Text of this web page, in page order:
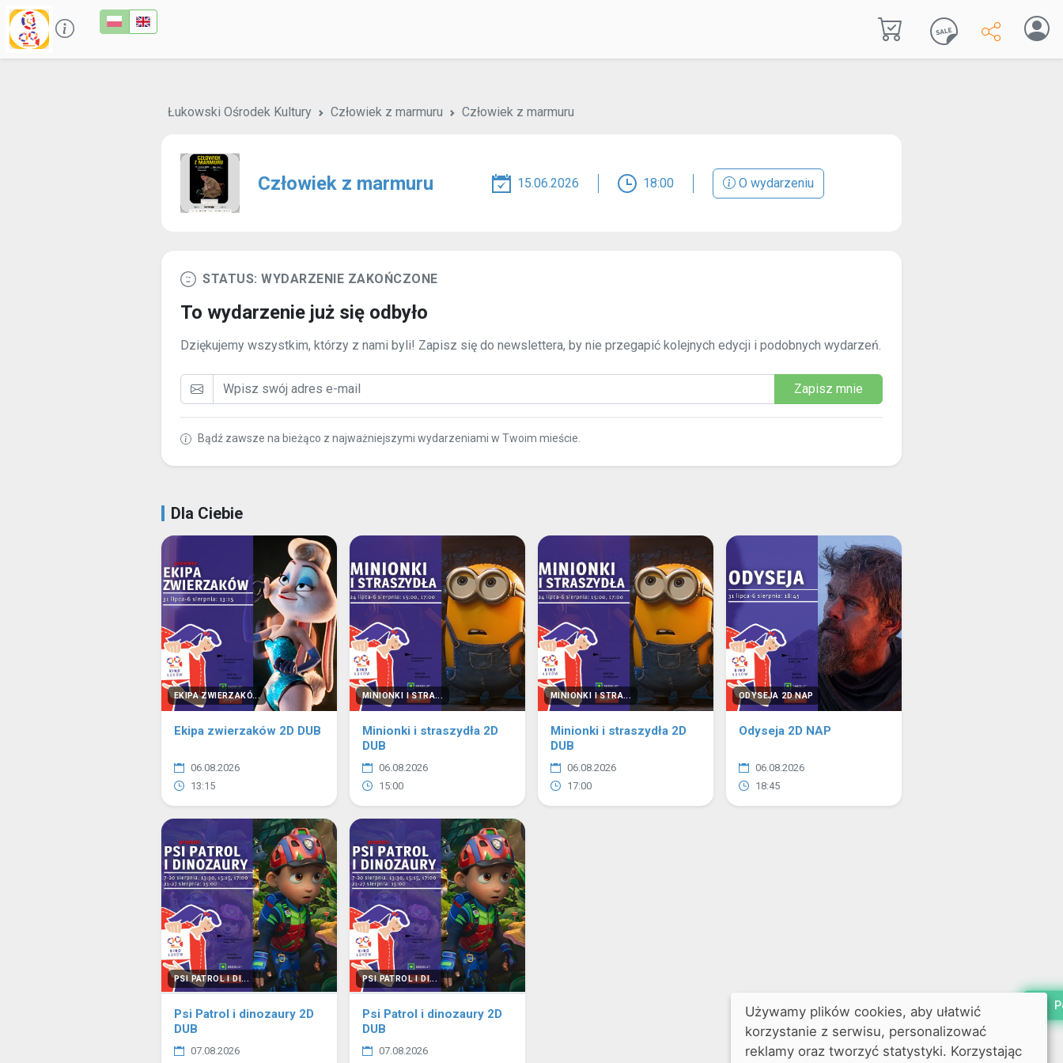
Łukowski Ośrodek Kultury Człowiek z marmuru Człowiek z marmuru
Człowiek z marmuru 15.06.2026 18:00 O wydarzeniu
STATUS: WYDARZENIE ZAKOŃCZONE
To wydarzenie już się odbyło
Dziękujemy wszystkim, którzy z nami byli! Zapisz się do newslettera, by nie przegapić kolejnych edycji i podobnych wydarzeń.
Zapisz mnie
Bądź zawsze na bieżąco z najważniejszymi wydarzeniami w Twoim mieście.
Dla Ciebie
EKIPA ZWIERZAKÓ...
Ekipa zwierzaków 2D DUB
06.08.2026
13:15
MINIONKI I STRA...
Minionki i straszydła 2D
DUB
06.08.2026
15:00
MINIONKI I STRA...
Minionki i straszydła 2D
DUB
06.08.2026
17:00
ODYSEJA 2D NAP
Odyseja 2D NAP
06.08.2026
18:45
PSI PATROL I DI...
Psi Patrol i dinozaury 2D
DUB
07.08.2026
PSI PATROL I DI...
Psi Patrol i dinozaury 2D
DUB
07.08.2026
Używamy plików cookies, aby ułatwić
korzystanie z serwisu, personalizować
reklamy oraz tworzyć statystyki. Korzystając